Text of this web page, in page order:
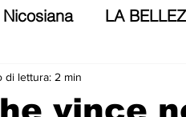
LA
Entroterra
vince
di lettura: 2 min